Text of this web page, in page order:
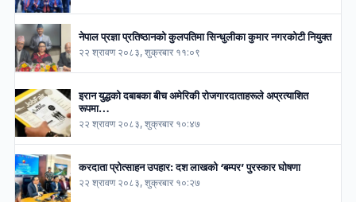
नेपाल प्रज्ञा प्रतिष्ठानको कुलपतिमा सिन्धुलीका कुमार नगरकोटी नियुक्त
२२ श्रावण २०८३, शुक्रबार ११:०९
इरान युद्धको दबाबका बीच अमेरिकी रोजगारदाताहरूले अप्रत्याशित
रूपमा…
२२ श्रावण २०८३, शुक्रबार १०:४७
करदाता प्रोत्साहन उपहार: दश लाखको ‘बम्पर’ पुरस्कार घोषणा
२२ श्रावण २०८३, शुक्रबार १०:२७